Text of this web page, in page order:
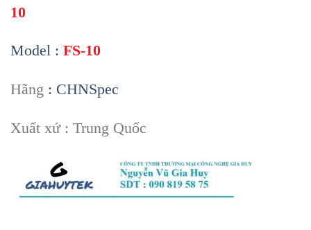
10
Model : FS-10
Hãng : CHNSpec
Xuất xứ : Trung Quốc